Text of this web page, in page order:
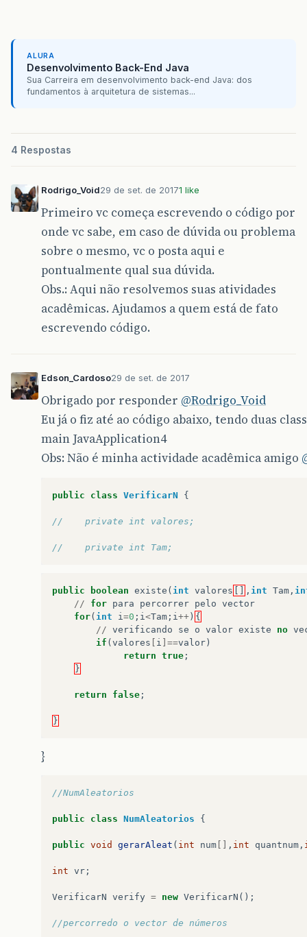
ALURA
Desenvolvimento Back-End Java
Sua Carreira em desenvolvimento back-end Java: dos
fundamentos à arquitetura de sistemas...
4 Respostas
Rodrigo_Void29 de set. de 20171 like
Primeiro vc começa escrevendo o código por
onde vc sabe, em caso de dúvida ou problema
sobre o mesmo, vc o posta aqui e
pontualmente qual sua dúvida.
Obs.: Aqui não resolvemos suas atividades
acadêmicas. Ajudamos a quem está de fato
escrevendo código.
Edson_Cardoso29 de set. de 2017
Obrigado por responder @Rodrigo_Void
Eu já o fiz até ao código abaixo, tendo duas
main JavaApplication4
Obs: Não é minha actividade acadêmica amigo
public class VerificarN {
//    private int valores;
//    private int Tam;
public boolean existe ( int valores , int Tam ,
//
for para percorrer pelo vector
for( int i =0 ; i <Tam ; i ++ ) {
// verificando se o valor existe no
if ( valores i ]==valor )
return true ;
}
return false ;
}
}
//NumAleatorios
public class NumAleatorios {
public void gerarAleat ( int num , int quantnum ,
int vr ;
VerificarN verify = new VerificarN ();
//percorredo o vector de números